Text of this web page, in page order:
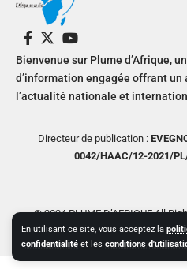
En utilisant ce site, vous acceptez la
confidentialité et les conditions
Bienvenue sur Plume d’Afrique,
d’information engagée offrant un
l’actualité nationale et
Directeur de publication :
0042/HAAC/12-2021/
© 2024 PLUME D’AFRIQUE All